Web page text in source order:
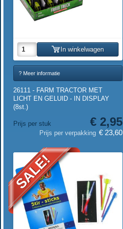
In winkelwagen
? Meer informatie
26111 - FARM TRACTOR MET
LICHT EN GELUID - IN DISPLAY
(8st.)
Prijs per stuk € 2,95
Prijs per verpakking € 23,60
SALE!